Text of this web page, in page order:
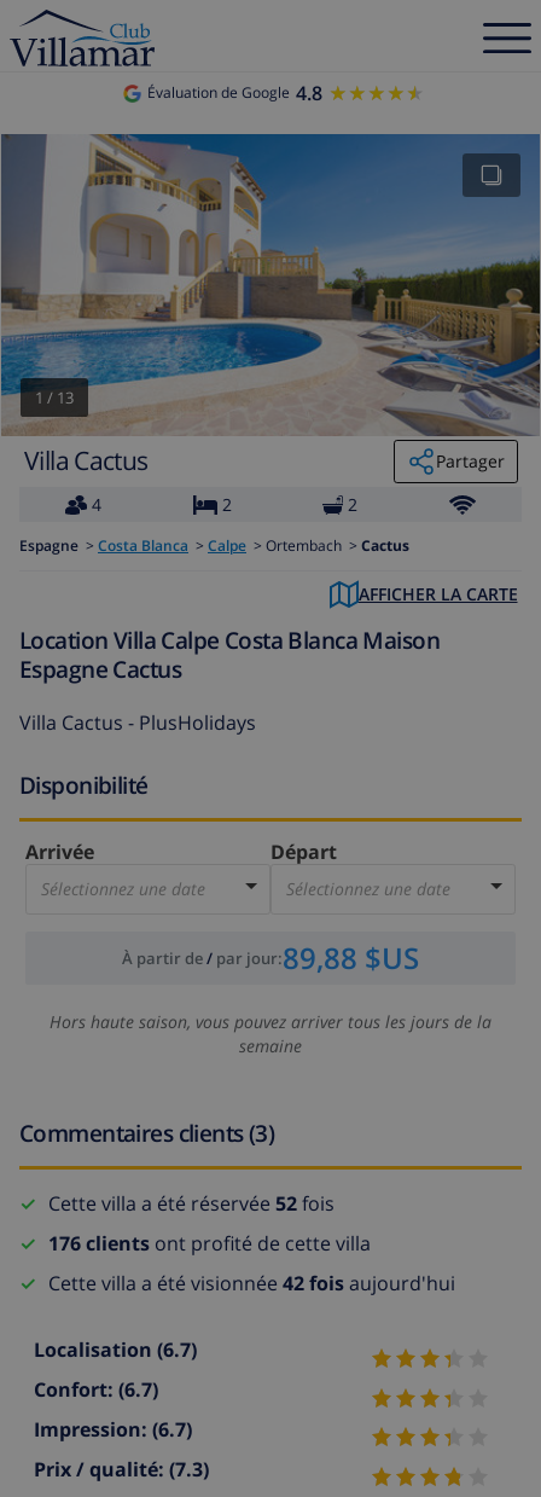
Évaluation de Google 4.8 ★★★★★
★★★★★
1 / 13
Villa Cactus
Partager
4
2 2
Espagne > Costa Blanca > Calpe > Ortembach > Cactus
AFFICHER LA CARTE
Location Villa Calpe Costa Blanca Maison
Espagne Cactus
Villa Cactus - PlusHolidays
Disponibilité
Arrivée
Sélectionnez une date
Départ
Sélectionnez une date
À partir de/ par jour:89,88 $US
Hors haute saison, vous pouvez arriver tous les jours de la
semaine
Commentaires clients (3)
Cette villa a été réservée 52fois
176 clients ont profité de cette villa
Cette villa a été visionnée 42 foisaujourd'hui
Localisation (6.7)
Confort: (6.7)
Impression: (6.7)
Prix / qualité: (7.3)